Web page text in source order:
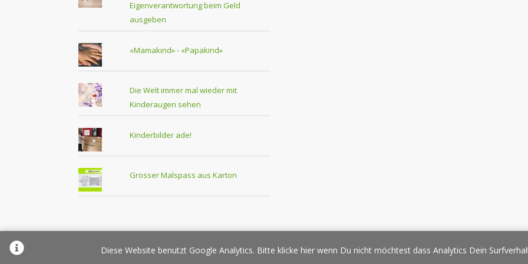
Eigenverantwortung beim Geld
ausgeben
«Mamakind» - «Papakind»
Die Welt immer mal wieder mit
Kinderaugen sehen
Kinderbilder ade!
Grosser Malspass aus Karton
Über Elternplanet Pressespiegel Werbung/Sponsoring Impressum Copyright
Diese Website benutzt Google Analytics. Bitte klicke hier wenn Du nicht möchtest dass Analytics Dein